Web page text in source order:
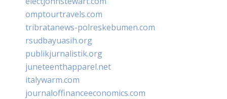
omptourtravels.com
tribratanews-polreskebumen.com
rsudbayuasih.org
publikjurnalistik.org
juneteenthapparel.net
italywarm.com
journaloffinanceeconomics.com